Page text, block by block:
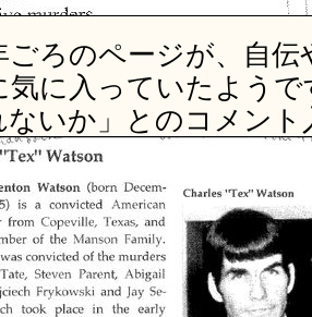
ごろのページが、自
気に入っていたよう
ないか」とのコメント